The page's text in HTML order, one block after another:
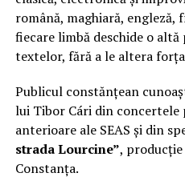
română, maghiară, engleză,
fiecare limbă deschide o
textelor, fără a le altera
Publicul constănțean
lui Tibor Cári din
anterioare ale SEAS și din
strada Lourcine”,
Constanța.